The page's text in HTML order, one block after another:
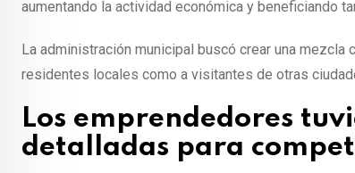
aumentando la actividad económica y beneficiando
La administración municipal buscó crear una
residentes locales como a visitantes de otras
Los emprendedores
detalladas para